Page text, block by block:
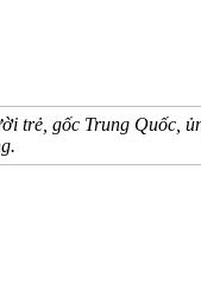
trẻ, gốc Trung Quốc,